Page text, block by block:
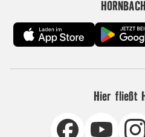
Hier fließt